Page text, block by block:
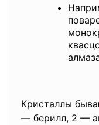
Кристаллы
— берилл, 2 —